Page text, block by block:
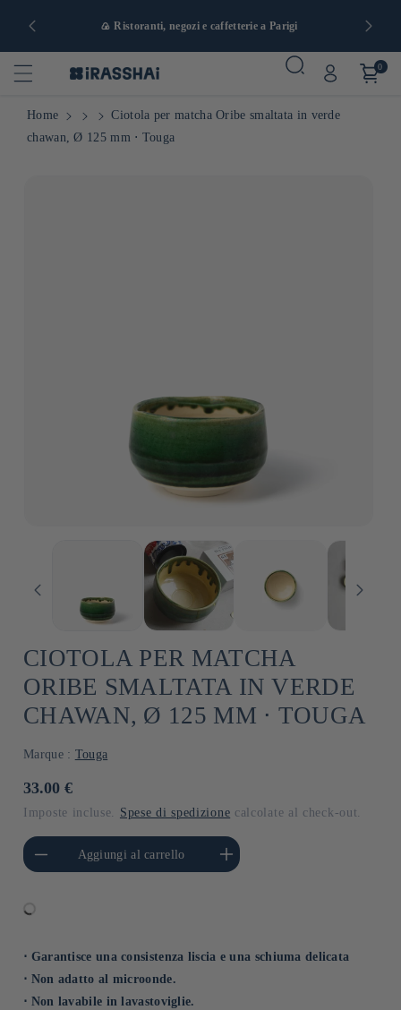
🍙 Ristoranti, negozi e caffetterie a Parigi
0
Home
Ciotola per matcha Oribe smaltata in verde
chawan, Ø 125 mm ⋅ Touga
CIOTOLA PER MATCHA
ORIBE SMALTATA IN VERDE
CHAWAN, Ø 125 MM ⋅ TOUGA
Marque : Touga
Prezzo
listino
33.00 €
Imposte incluse. Spese di spedizione calcolate al check-out.
quantità per Default
Title
Aggiungi al carrello
Aumenta quantità per Default
Title
⋅ Garantisce una consistenza liscia e una schiuma delicata
⋅ Non adatto al microonde.
⋅ Non lavabile in lavastoviglie.